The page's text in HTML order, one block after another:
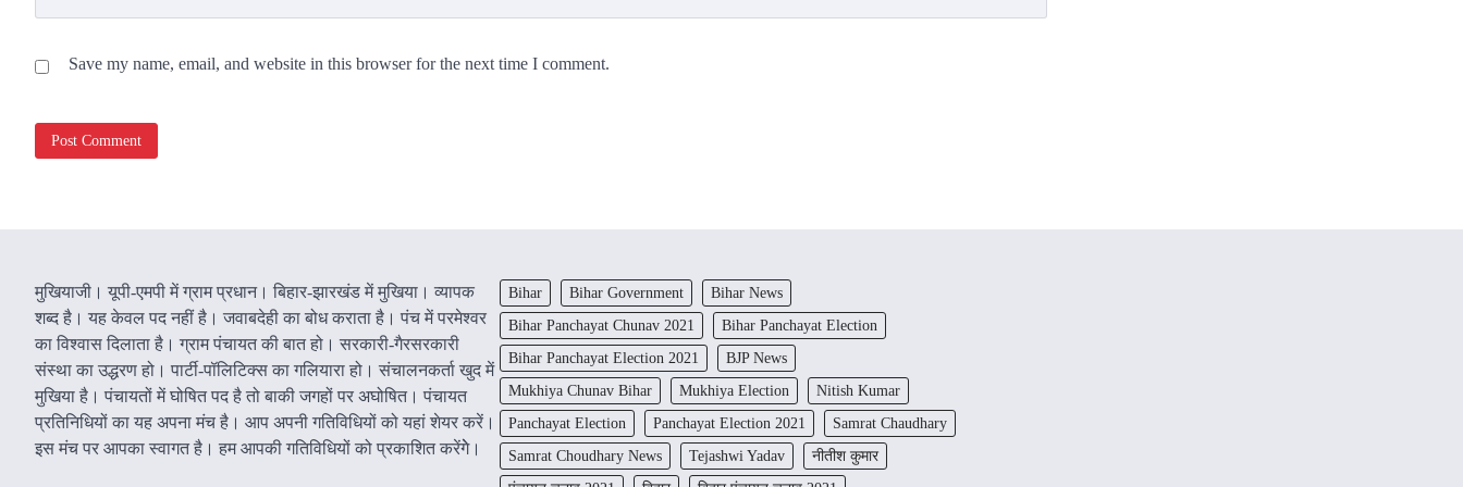
Save my name, email, and website in this browser for the next time I comment.
मुखियाजी। यूपी-एमपी में ग्राम प्रधान। बिहार-झारखंड में मुखिया। व्यापक
शब्द है। यह केवल पद नहीं है। जवाबदेही का बोध कराता है। पंच में परमेश्वर
का विश्वास दिलाता है। ग्राम पंचायत की बात हो। सरकारी-गैरसरकारी
संस्था का उद्धरण हो। पार्टी-पॉलिटिक्स का गलियारा हो। संचालनकर्ता खुद में
मुखिया है। पंचायतों में घोषित पद है तो बाकी जगहों पर अघोषित। पंचायत
प्रतिनिधियों का यह अपना मंच है। आप अपनी गतिविधियों को यहां शेयर करें।
इस मंच पर आपका स्वागत है। हम आपकी गतिविधियों को प्रकाशित करेंगेे।
Bihar Bihar Government
Bihar News
Bihar Panchayat Chunav 2021
Bihar Panchayat Election
Bihar Panchayat Election 2021
BJP News
Mukhiya Chunav Bihar
Mukhiya Election
Nitish Kumar
Panchayat Election
Panchayat Election 2021
Samrat Chaudhary
Samrat Choudhary News
Tejashwi Yadav
नीतीश कुमार